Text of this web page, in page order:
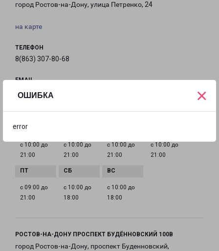
ОШИБКА
error
×
город Ростов-на-Дону, улица Петренко, 24
на карте
ТЕЛЕФОН
8(863) 307-80-68
EMAIL
rostov@pecom.ru
ГРАФИК РАБОТЫ
с 10:00 до
21:00
с 10:00 до
21:00
с 10:00 до
21:00
с 10:00 до
21:00
с 09:00 до
21:00
с 10:00 до
18:00
с 10:00 до
18:00
РОСТОВ-НА-ДОНУ ПРОСПЕКТ БУДЁННОВСКИЙ 100В
город Ростов-на-Дону, проспект Буденновский,